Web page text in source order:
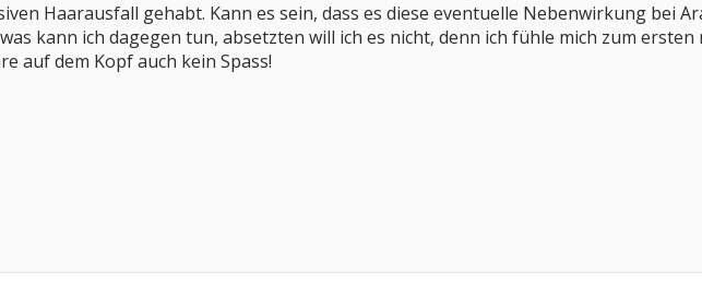
Haarausfall gehabt. Kann es sein, dass es diese eventuelle Nebenwirkung bei
kann ich dagegen tun, absetzten will ich es nicht, denn ich fühle mich zum
auf dem Kopf auch kein Spass!